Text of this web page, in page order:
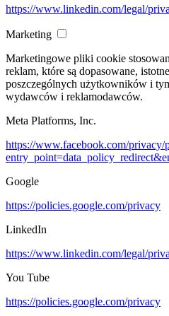
https://www.linkedin.com/legal/
Marketing
Marketingowe pliki cookie
reklam, które są dopasowane,
poszczególnych użytkowników i
wydawców i reklamodawców.
Meta Platforms, Inc.
https://www.facebook.com/privacy/
Google
https://policies.google.com/privacy
LinkedIn
https://www.linkedin.com/legal/
You Tube
https://policies.google.com/privacy